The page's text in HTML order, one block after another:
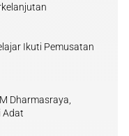
Ikuti Pemusatan
Dharmasraya,
Adat